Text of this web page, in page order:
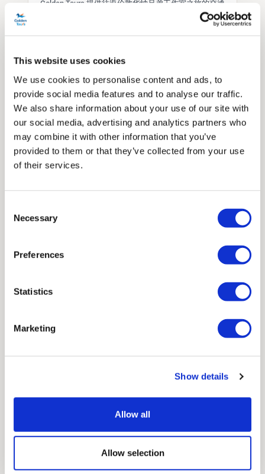
This website uses cookies
We use cookies to personalise content and ads, to
provide social media features and to analyse our traffic.
We also share information about your use of our site with
our social media, advertising and analytics partners who
may combine it with other information that you’ve
provided to them or that they’ve collected from your use
of their services.
Selection
Necessary
Preferences
Statistics
Marketing
Show details
Allow all
Allow selection
Golden Tours 提供往返伦敦华纳兄弟工作室之旅的交通
服务，乘坐专门设计的双层巴士从维多利亚街和贝克街
我可以当天购买哈利波特工作室门票吗？
华纳兄弟工作室之旅非常受欢迎，建议您提前购买门
票，以获得您喜欢的日期和时间段。
华纳兄弟工作室之旅什么时候结束？ +
工作室周一至周五晚上 8 点关门，周末晚上 10 点关
门。
+
Golden Tours 提供往返于伦敦市中心的双层品牌巴士交
+
时提供多种可供购买的门票。
参观哈利波特工作室最便宜的方式是什么？ +
前往工作室最便宜、最方便的方式是参加 Golden
到达工作室需要多长时间？
华纳兄弟工作室距离伦敦市中心仅 20 多英里。 这样，